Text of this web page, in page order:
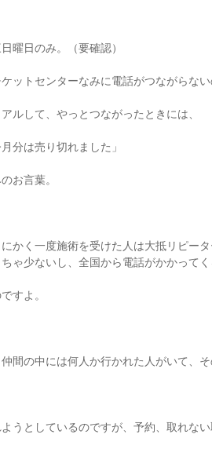
曜日のみ。（要確認）
ットセンターなみに電話がつながらない
ルして、やっとつながったときには、
分は売り切れました」
お言葉。
かく一度施術を受けた人は大抵リピー
ゃ少ないし、全国から電話がかかってく
すよ。
間の中には何人か行かれた人がいて、
うとしているのですが、予約、取れない